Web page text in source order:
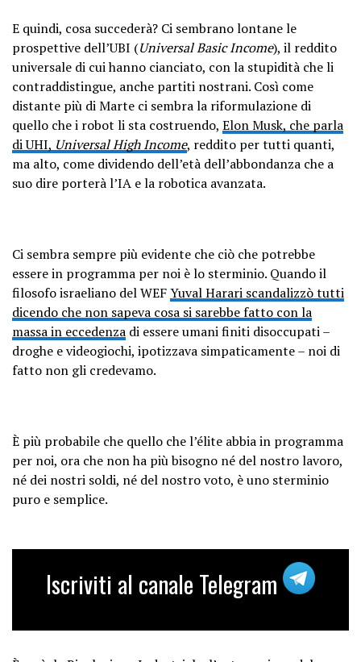
E quindi, cosa succederà? Ci sembrano lontane le
prospettive dell’UBI (Universal Basic Income), il reddito
universale di cui hanno cianciato, con la stupidità che li
contraddistingue, anche partiti nostrani. Così come
distante più di Marte ci sembra la riformulazione di
quello che i robot li sta costruendo, Elon Musk, che parla
di UHI, Universal High Income, reddito per tutti quanti,
ma alto, come dividendo dell’età dell’abbondanza che a
suo dire porterà l’IA e la robotica avanzata.
Ci sembra sempre più evidente che ciò che potrebbe
essere in programma per noi è lo sterminio. Quando il
filosofo israeliano del WEFYuval Harari scandalizzò tutti
dicendo che non sapeva cosa si sarebbe fatto con la
massa in eccedenza di essere umani finiti disoccupati –
droghe e videogiochi, ipotizzava simpaticamente – noi di
fatto non gli credevamo.
È più probabile che quello che l’élite abbia in programma
per noi, ora che non ha più bisogno né del nostro lavoro,
né dei nostri soldi, né del nostro voto, è uno sterminio
puro e semplice.
Iscriviti al canale Telegram